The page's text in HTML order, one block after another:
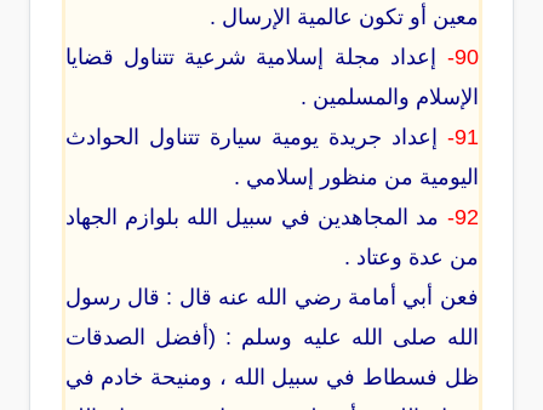
معين أو تكون عالمية الإرسال .
90-
إعداد مجلة إسلامية شرعية تتناول قضايا
الإسلام والمسلمين .
91-
إعداد جريدة يومية سيارة تتناول الحوادث
اليومية من منظور إسلامي .
92-
مد المجاهدين في سبيل الله بلوازم الجهاد
من عدة وعتاد .
فعن أبي أمامة رضي الله عنه قال : قال رسول
الله صلى الله عليه وسلم : (أفضل الصدقات
ظل فسطاط في سبيل الله ، ومنيحة خادم في